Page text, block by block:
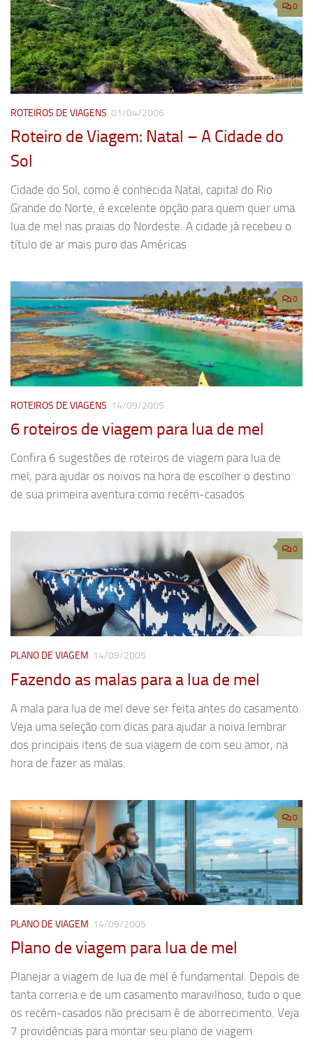
0
ROTEIROS DE VIAGENS 01/04/2006
Roteiro de Viagem: Natal – A Cidade do
Sol
Cidade do Sol, como é conhecida Natal, capital do Rio
Grande do Norte, é excelente opção para quem quer uma
lua de mel nas praias do Nordeste. A cidade já recebeu o
título de ar mais puro das Américas
0
ROTEIROS DE VIAGENS 14/09/2005
6 roteiros de viagem para lua de mel
Confira 6 sugestões de roteiros de viagem para lua de
mel, para ajudar os noivos na hora de escolher o destino
de sua primeira aventura como recém-casados
0
PLANO DE VIAGEM 14/09/2005
Fazendo as malas para a lua de mel
A mala para lua de mel deve ser feita antes do casamento.
Veja uma seleção com dicas para ajudar a noiva lembrar
dos principais itens de sua viagem de com seu amor, na
hora de fazer as malas.
0
PLANO DE VIAGEM 14/09/2005
Plano de viagem para lua de mel
Planejar a viagem de lua de mel é fundamental. Depois de
tanta correria e de um casamento maravilhoso, tudo o que
os recém-casados não precisam é de aborrecimento. Veja
7 providências para montar seu plano de viagem.